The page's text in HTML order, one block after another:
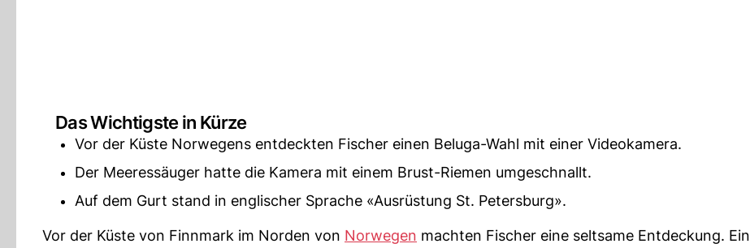
Das Wichtigste in Kürze
Vor der Küste Norwegens entdeckten Fischer einen Beluga-Wahl mit einer Videokamera.
Der Meeressäuger hatte die Kamera mit einem Brust-Riemen umgeschnallt.
Auf dem Gurt stand in englischer Sprache «Ausrüstung St. Petersburg».
Vor der Küste von Finnmark im Norden von Norwegen machten Fischer eine seltsame Entdeckung. Ein